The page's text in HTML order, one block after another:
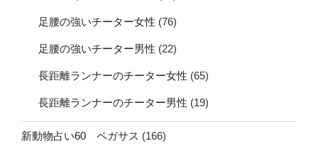
足腰の強いチーター女性 (76)
足腰の強いチーター男性 (22)
長距離ランナーのチーター女性 (65)
長距離ランナーのチーター男性 (19)
新動物占い60 ペガサス (166)